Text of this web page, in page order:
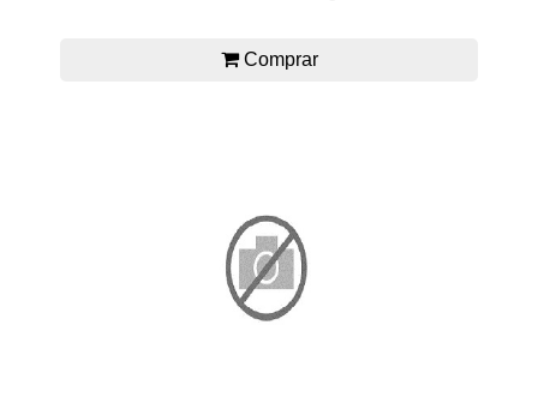
Comprar